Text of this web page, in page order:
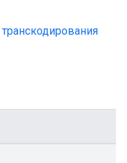
транскодирования